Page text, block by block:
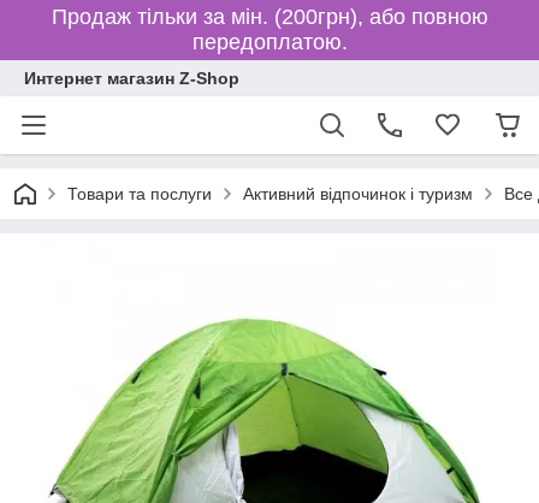
Продаж тільки за мін. (200грн), або повною
передоплатою.
Интернет магазин Z-Shop
Товари та послуги Активний відпочинок і туризм Все